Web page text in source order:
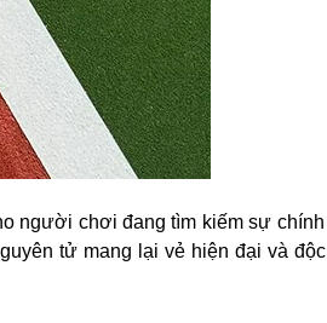
người chơi đang tìm kiếm sự chính
tử mang lại vẻ hiện đại và